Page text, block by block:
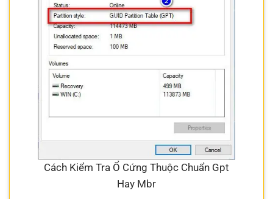
Cách Kiểm Tra Ổ Cứng Thuộc Chuẩn Gpt
Hay Mbr